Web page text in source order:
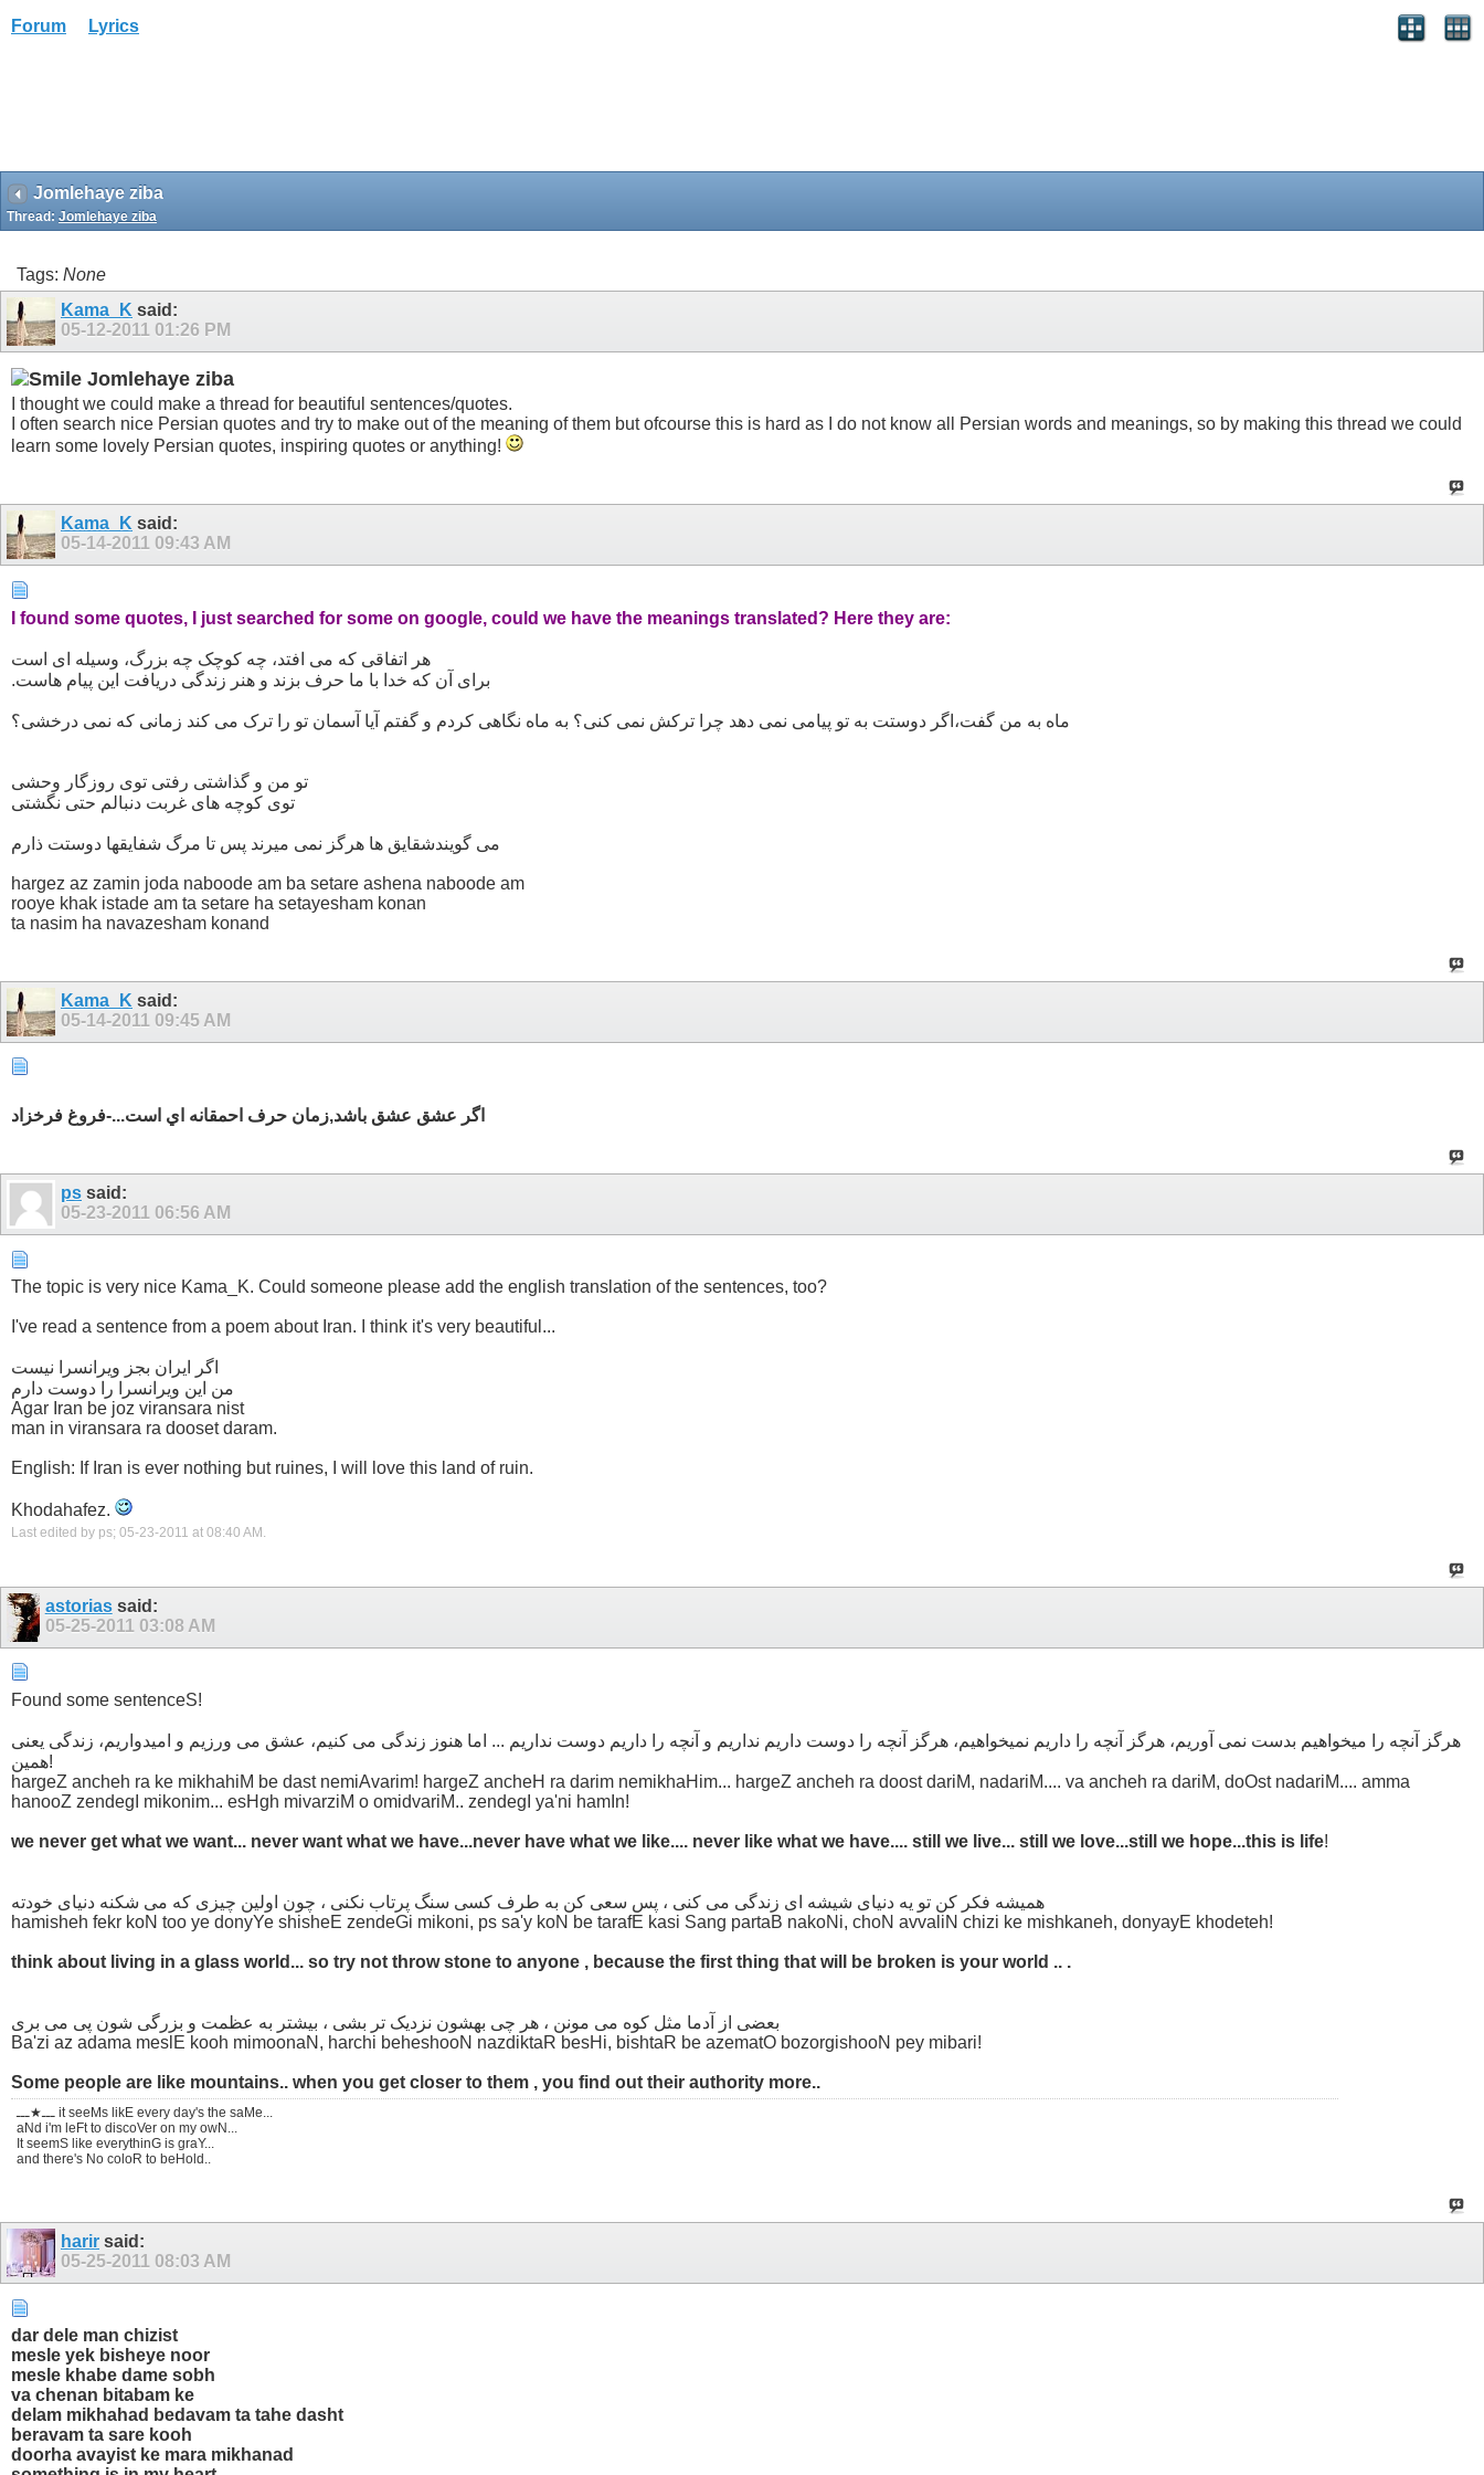
Forum Lyrics
Jomlehaye ziba
Thread: Jomlehaye ziba
Tags: None
Kama_K said:
05-12-2011 01:26 PM
Jomlehaye ziba
I thought we could make a thread for beautiful sentences/quotes.
I often search nice Persian quotes and try to make out of the meaning of them but ofcourse this is hard as I do not know all Persian words and meanings, so by making this thread we could
learn some lovely Persian quotes, inspiring quotes or anything!
Kama_K said:
05-14-2011 09:43 AM
I found some quotes, I just searched for some on google, could we have the meanings translated? Here they are:
هر اتفاقی که می افتد، چه کوچک چه بزرگ، وسیله ای است
.برای آن که خدا با ما حرف بزند و هنر زندگی دریافت این پیام هاست
ماه به من گفت،اگر دوستت به تو پیامی نمی دهد چرا ترکش نمی کنی؟ به ماه نگاهی کردم و گفتم آیا آسمان تو را ترک می کند زمانی که نمی درخشی؟
تو من و گذاشتی رفتی توی روزگار وحشی
توی کوچه های غربت دنبالم حتی نگشتی
می گویندشقایق ها هرگز نمی میرند پس تا مرگ شفایقها دوستت ذارم
hargez az zamin joda naboode am ba setare ashena naboode am
rooye khak istade am ta setare ha setayesham konan
ta nasim ha navazesham konand
Kama_K said:
05-14-2011 09:45 AM
اگر عشق عشق باشد,زمان حرف احمقانه اي است...-فروغ فرخزاد
ps said:
05-23-2011 06:56 AM
The topic is very nice Kama_K. Could someone please add the english translation of the sentences, too?
I've read a sentence from a poem about Iran. I think it's very beautiful...
اگر ایران بجز ویرانسرا نیست
من این ویرانسرا را دوست دارم
Agar Iran be joz viransara nist
man in viransara ra dooset daram.
English: If Iran is ever nothing but ruines, I will love this land of ruin.
Khodahafez.
Last edited by ps; 05-23-2011 at 08:40 AM
astoriassaid:
05-25-2011 03:08 AM
Found some sentenceS!
هرگز آنچه را میخواهیم بدست نمی آوریم، هرگز آنچه را داریم نمیخواهیم، هرگز آنچه را دوست داریم نداریم و آنچه را داریم دوست نداریم ... اما هنوز زندگی می كنیم، عشق می ورزیم و امیدواریم، زندگی یعنی
همین!
hargeZ ancheh ra ke mikhahiM be dast nemiAvarim! hargeZ ancheH ra darim nemikhaHim... hargeZ ancheh ra doost dariM, nadariM.... va ancheh ra dariM, doOst nadariM.... amma
hanooZ zendegI mikonim... esHgh mivarziM o omidvariM.. zendegI ya'ni hamIn!
we never get what we want... never want what we have...never have what we like.... never like what we have.... still we live... still we love...still we hope...this is life!
همیشه فکر کن تو یه دنیای شیشه ای زندگی می کنی ، پس سعی کن به طرف کسی سنگ پرتاب نکنی ، چون اولین چیزی که می شکنه دنیای خودته
hamisheh fekr koN too ye donyYe shisheE zendeGi mikoni, ps sa'y koN be tarafE kasi Sang partaB nakoNi, choN avvaliN chizi ke mishkaneh, donyayE khodeteh!
think about living in a glass world... so try not throw stone to anyone , because the first thing that will be broken is your world .. .
بعضی از آدما مثل کوه می مونن ، هر چی بهشون نزدیک تر بشی ، بیشتر به عظمت و بزرگی شون پی می بری
Ba'zi az adama meslE kooh mimoonaN, harchi beheshooN nazdiktaR besHi, bishtaR be azematO bozorgishooN pey mibari!
Some people are like mountains.. when you get closer to them , you find out their authority more..
ـــ★ـــ it seeMs likE every day's the saMe...
aNd i'm leFt to discoVer on my owN...
It seemS like everythinG is graY...
and there's No coloR to beHold..
harir said:
05-25-2011 08:03 AM
dar dele man chizist
mesle yek bisheye noor
mesle khabe dame sobh
va chenan bitabam ke
delam mikhahad bedavam ta tahe dasht
beravam ta sare kooh
doorha avayist ke mara mikhanad